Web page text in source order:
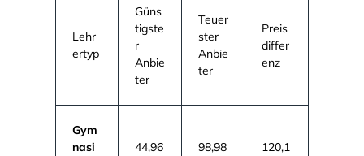
Lehr
ertyp
Güns
tigste
r
Anbie
ter
Teuer
ster
Anbie
ter
Preis
differ
enz
Gym
nasi
44,96
98,98
120,1